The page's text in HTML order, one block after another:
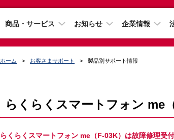
商品・サービス お知らせ 企業情報
ホーム お客さまサポート 製品別サポート情報
らくらくスマートフォン me
らくらくスマートフォン me（F-03K）は故障修理受